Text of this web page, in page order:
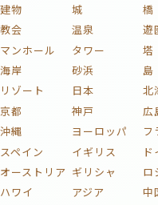
建物
城 橋
教会
温泉 遊
マンホール
タワー 塔
海岸
砂浜 島
リゾート
日本 北
京都
神戸 広
沖縄
ヨーロッパ フ
スペイン
イギリス ド
オーストリア ギリシャ ロ
ハワイ
アジア 中